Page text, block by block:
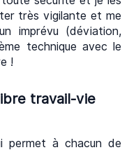
très vigilante et me
imprévu (déviation,
technique avec le
!
travail-vie
permet à chacun de